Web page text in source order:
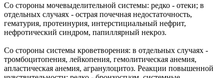
Со стороны мочевыделительной системы: редко - отеки; в
отдельных случаях - острая почечная недостаточность,
гематурия, протеинурия, интерстициальный нефрит,
нефротический синдром, папиллярный некроз.
Со стороны системы кроветворения: в отдельных случаях -
тромбоцитопения, лейкопения, гемолитическая анемия,
апластическая анемия, агранулоцитоз. Реакции повышенной